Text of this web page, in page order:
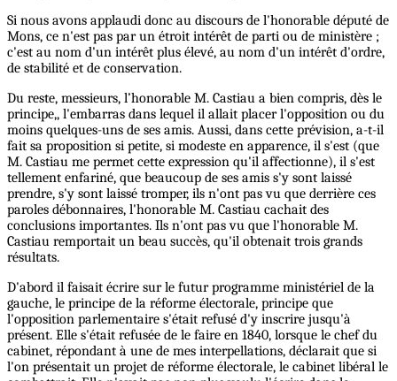
Si nous avons applaudi donc au discours de l'honorable député de
Mons, ce n'est pas par un étroit intérêt de parti ou de ministère ;
c'est au nom d'un intérêt plus élevé, au nom d'un intérêt d'ordre,
de stabilité et de conservation.
Du reste, messieurs, l’honorable M. Castiau a bien compris, dès le
principe,, l'embarras dans lequel il allait placer l'opposition ou du
moins quelques-uns de ses amis. Aussi, dans cette prévision, a-t-il
fait sa proposition si petite, si modeste en apparence, il s'est (que
M. Castiau me permet cette expression qu'il affectionne), il s'est
tellement enfariné, que beaucoup de ses amis s'y sont laissé
prendre, s'y sont laissé tromper, ils n'ont pas vu que derrière ces
paroles débonnaires, l'honorable M. Castiau cachait des
conclusions importantes. Ils n'ont pas vu que l'honorable M.
Castiau remportait un beau succès, qu'il obtenait trois grands
résultats.
D'abord il faisait écrire sur le futur programme ministériel de la
gauche, le principe de la réforme électorale, principe que
l'opposition parlementaire s'était refusé d'y inscrire jusqu'à
présent. Elle s'était refusée de le faire en 1840, lorsque le chef du
cabinet, répondant à une de mes interpellations, déclarait que si
l'on présentait un projet de réforme électorale, le cabinet libéral le